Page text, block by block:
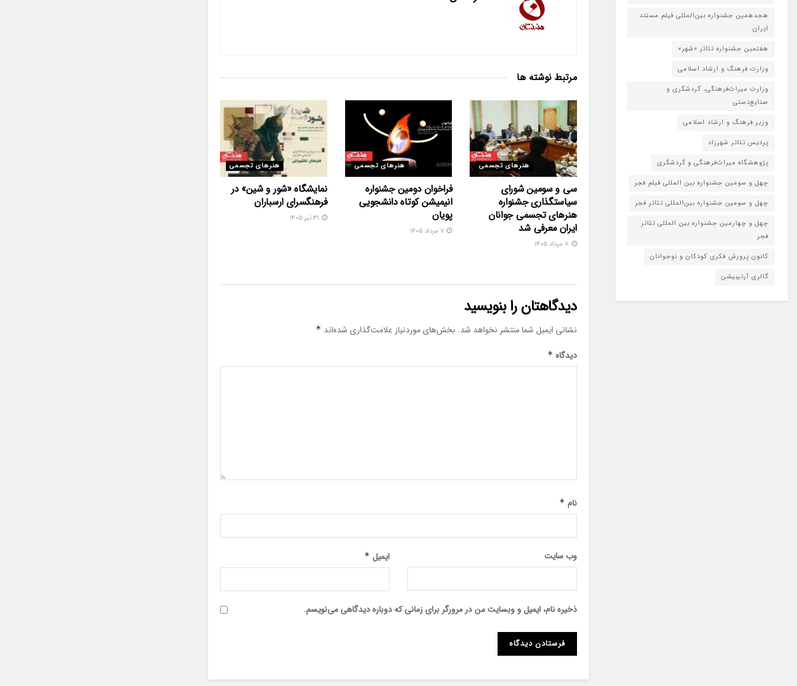
مرتبط نوشته ها
هنرهای تجسمی
سی و سومین شورای
سیاستگذاری جشنواره
هنرهای تجسمی جوانان
ایران معرفی شد
هنرهای تجسمی
فراخوان دومین جشنواره
انیمیشن کوتاه دانشجویی
پویان
هنرهای تجسمی
نمایشگاه «شور و شین» در
فرهنگسرای ارسباران
دیدگاهتان را بنویسید
نشانی ایمیل شما منتشر نخواهد شد. بخش‌های موردنیاز علامت‌گذاری شده‌اند *
دیدگاه *
نام *
ایمیل * وب‌ سایت
ذخیره نام، ایمیل و وبسایت من در مرورگر برای زمانی که دوباره دیدگاهی می‌نویسم.
هجدهمین جشنواره بین‌المللی فیلم مستند
ایران
هفتمین جشنواره تئاتر «شهر»
وزارت فرهنگ و ارشاد اسلامی
وزارت میراث‌فرهنگی، گردشگری و
صنایع‌دستی
وزیر فرهنگ و ارشاد اسلامی
پردیس تئاتر شهرزاد
پژوهشگاه میراث‌فرهنگی و گردشگری
چهل و سومین جشنواره بین المللی فیلم فجر
چهل و سومین جشنواره بین‌المللی تئاتر فجر
چهل و چهارمین جشنواره بین المللی تئاتر
فجر
کانون پرورش فکری کودکان و نوجوانان
گالری آرتیبیشن